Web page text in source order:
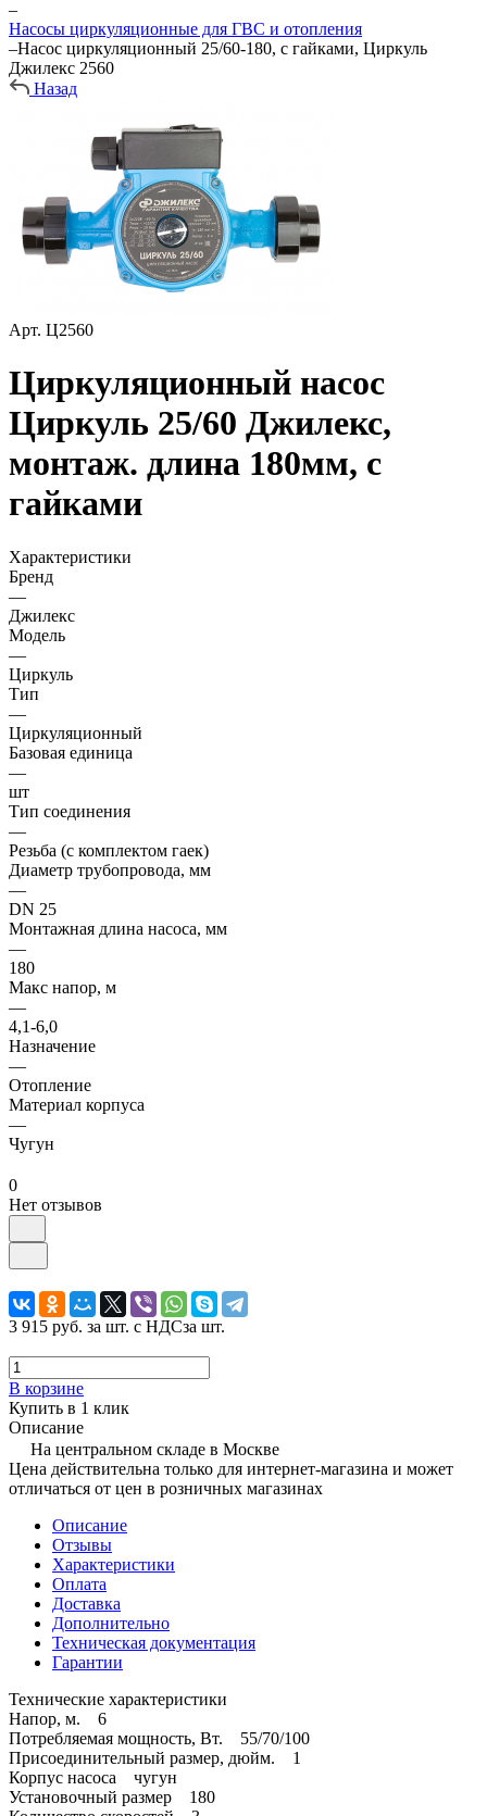
–
Насосы циркуляционные для ГВС и отопления
–Насос циркуляционный 25/60-180, с гайками, Циркуль
Джилекс 2560
Назад
Арт. Ц2560
Циркуляционный насос
Циркуль 25/60 Джилекс,
монтаж. длина 180мм, с
гайками
Характеристики
Бренд
—
Джилекс
Модель
—
Циркуль
Тип
—
Циркуляционный
Базовая единица
—
шт
Тип соединения
—
Резьба (с комплектом гаек)
Диаметр трубопровода, мм
—
DN 25
Монтажная длина насоса, мм
—
180
Макс напор, м
—
4,1-6,0
Назначение
—
Отопление
Материал корпуса
—
Чугун
0
Нет отзывов
3 915 руб. за шт. с НДСза шт.
В корзине
Купить в 1 клик
Описание
На центральном складе в Москве
Цена действительна только для интернет-магазина и может
отличаться от цен в розничных магазинах
Описание
Отзывы
Характеристики
Оплата
Доставка
Дополнительно
Техническая документация
Гарантии
Технические характеристики
Hапор, м. 6
Потребляемая мощность, Вт. 55/70/100
Присоединительный размер, дюйм. 1
Корпус насоса чугун
Установочный размер 180